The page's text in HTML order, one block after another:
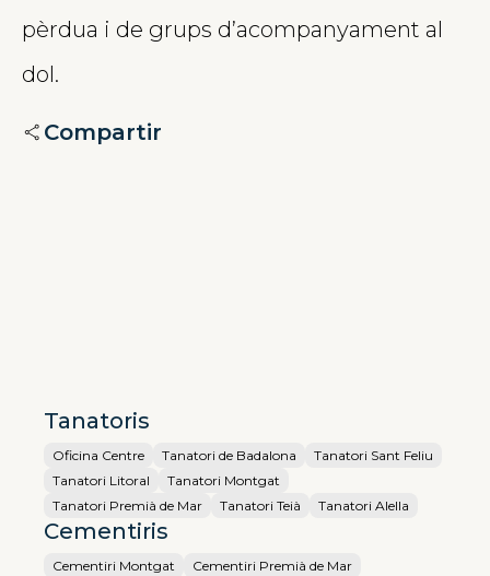
pèrdua i de grups d’acompanyament al
dol.
Compartir
Tanatoris
Oficina Centre Tanatori de Badalona
Tanatori Sant Feliu
Tanatori Litoral
Tanatori Montgat
Tanatori Premià de Mar
Tanatori Teià Tanatori Alella
Cementiris
Cementiri Montgat
Cementiri Premià de Mar